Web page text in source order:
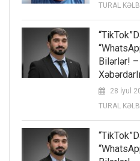
TURAL
Bilərlər!
28 İyul
TURAL